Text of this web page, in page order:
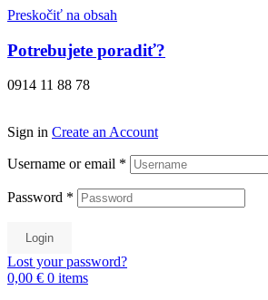
Preskočiť na obsah
Potrebujete poradiť?
0914 11 88 78
Sign in Create an Account
Username or email *
Password *
Login
Lost your password?
0,00 € 0 items